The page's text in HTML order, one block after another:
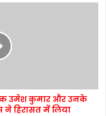
उमेश कुमार और उनके
ने हिरासत में लिया